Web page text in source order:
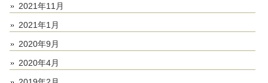
2021年11月
2021年1月
2020年9月
2020年4月